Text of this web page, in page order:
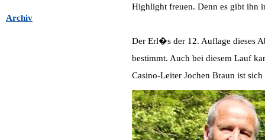
Archiv
Highlight freuen. Denn es gibt ihn
Der Erl�s der 12. Auflage dieses
bestimmt. Auch bei diesem Lauf
Casino-Leiter Jochen Braun ist